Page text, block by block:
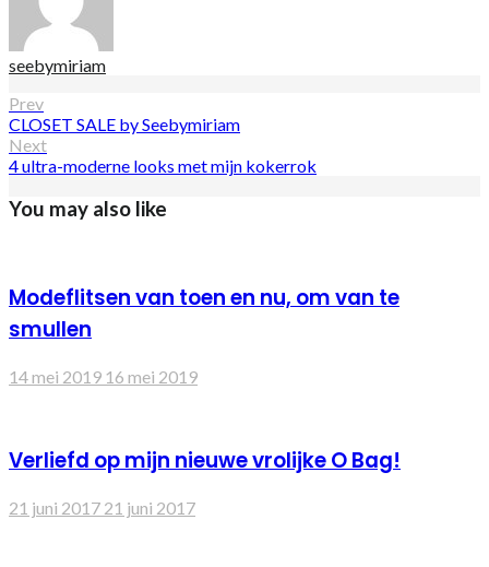
seebymiriam
Bericht
navigatie
Prev
CLOSET SALE by Seebymiriam
Next
4 ultra-moderne looks met mijn kokerrok
You may also like
Modeflitsen van toen en nu, om van te
smullen
14 mei 2019 16 mei 2019
Verliefd op mijn nieuwe vrolijke O Bag!
21 juni 2017 21 juni 2017